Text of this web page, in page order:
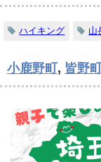
ハイキング 山
小鹿野町 , 皆野町